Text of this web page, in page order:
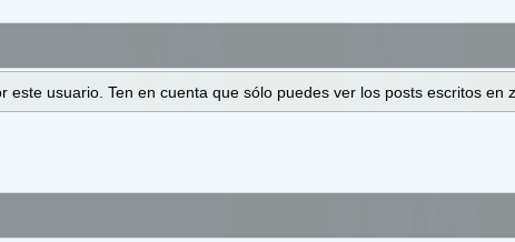
usuario. Ten en cuenta que sólo puedes ver los posts escritos en